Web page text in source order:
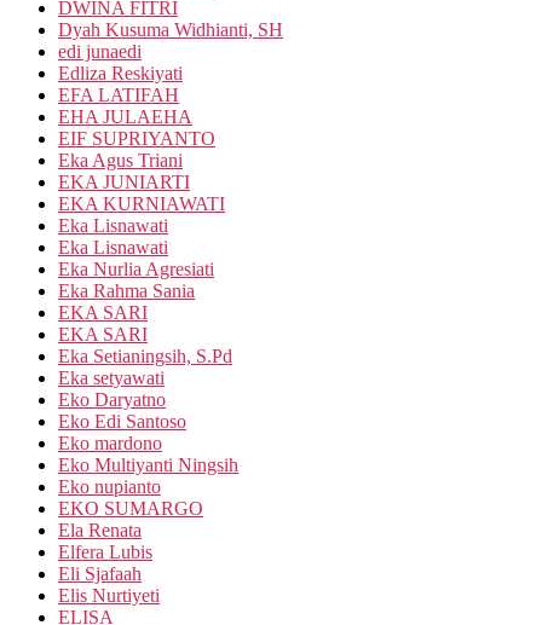
DWINA FITRI
Dyah Kusuma Widhianti, SH
edi junaedi
Edliza Reskiyati
EFA LATIFAH
EHA JULAEHA
EIF SUPRIYANTO
Eka Agus Triani
EKA JUNIARTI
EKA KURNIAWATI
Eka Lisnawati
Eka Lisnawati
Eka Nurlia Agresiati
Eka Rahma Sania
EKA SARI
EKA SARI
Eka Setianingsih, S.Pd
Eka setyawati
Eko Daryatno
Eko Edi Santoso
Eko mardono
Eko Multiyanti Ningsih
Eko nupianto
EKO SUMARGO
Ela Renata
Elfera Lubis
Eli Sjafaah
Elis Nurtiyeti
ELISA